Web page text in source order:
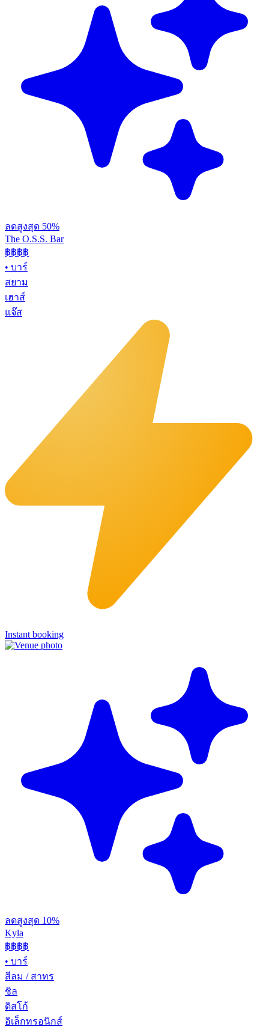
ลดสูงสุด 50%
The O.S.S. Bar
฿฿฿฿
• บาร์
สยาม
เฮาส์
แจ๊ส
Instant booking
ลดสูงสุด 10%
Kyla
฿฿฿฿
• บาร์
สีลม / สาทร
ชิล
ดิสโก้
อิเล็กทรอนิกส์